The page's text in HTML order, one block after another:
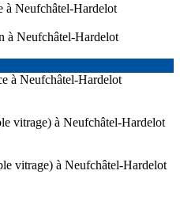
à Neufchâtel-Hardelot
à Neufchâtel-Hardelot
à Neufchâtel-Hardelot
vitrage) à Neufchâtel-Hardelot
vitrage) à Neufchâtel-Hardelot